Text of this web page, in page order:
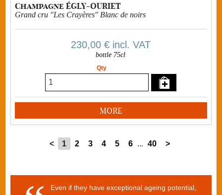
Champagne ÉGLY-OURIET
Grand cru "Les Crayères" Blanc de noirs
230,00 €incl. VAT
bottle 75cl
Qty
MORE
< 1 2 3 4 5 6 ... 40 >
Even if they have exceptional ageing potential,